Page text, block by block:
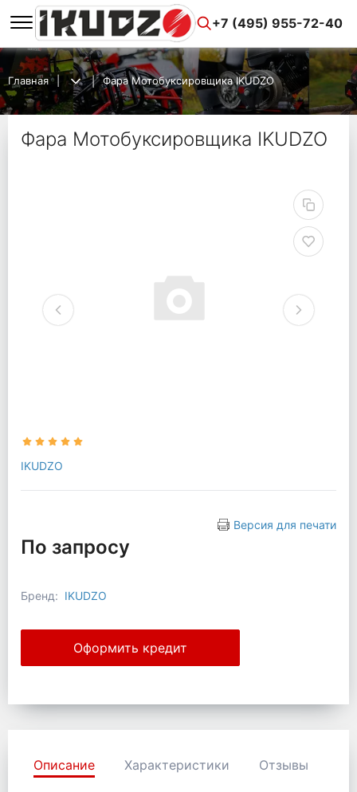
+7 (495) 955-72-40
Главная Фара Мотобуксировщика IKUDZO
Фара Мотобуксировщика IKUDZO
IKUDZO
Версия для печати
По запросу
Бренд: IKUDZO
Оформить кредит
Описание Характеристики Отзывы